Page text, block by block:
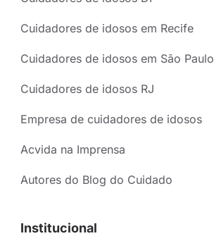
Cuidadores de idosos em Recife
Cuidadores de idosos em São Paulo
Cuidadores de idosos RJ
Empresa de cuidadores de idosos
Acvida na Imprensa
Autores do Blog do Cuidado
Institucional